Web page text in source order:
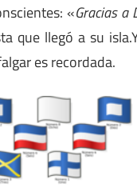
«Gracias a
que llegó a su
es recordada.